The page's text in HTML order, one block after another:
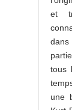
et
dans
tous
une